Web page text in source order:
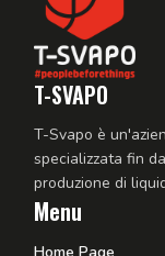
T-SVAPO
T-Svapo è
specializzata fin
produzione di
Menu